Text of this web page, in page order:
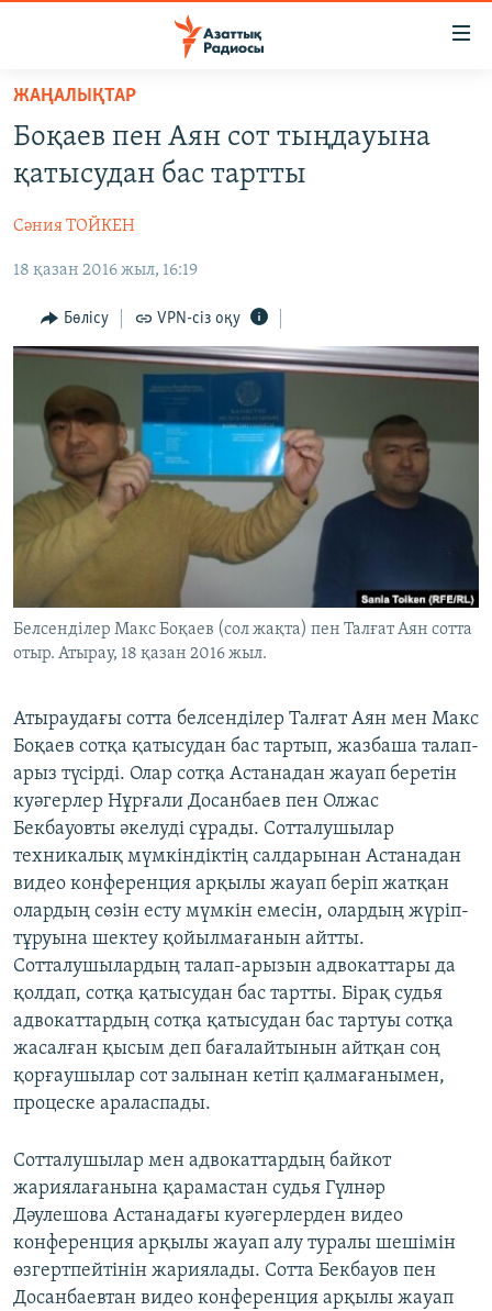
Skip
main
content
to
Navigation
Search
САЯСАТ
AZATTYQTV
ҚАҢТАР ОҚИҒАСЫ
АДАМ ҚҰҚЫҚТАРЫ
ӘЛЕУМЕТ
ӘЛЕМ
АРНАЙЫ ЖОБАЛАР
Русский
ЖАЗЫЛЫҢЫЗ
Басқа тілдерде
ЖАҢАЛЫҚТАР
Боқаев пен Аян сот тыңдауына
қатысудан бас тартты
Сәния ТОЙКЕН
18 қазан 2016 жыл, 16:19
Бөлісу VPN-сіз оқу
Белсенділер Макс Боқаев (сол жақта) пен Талғат Аян сотта
отыр. Атырау, 18 қазан 2016 жыл.
Атыраудағы сотта белсенділер Талғат Аян мен Макс
Боқаев сотқа қатысудан бас тартып, жазбаша талап-
арыз түсірді. Олар сотқа Астанадан жауап беретін
куәгерлер Нұрғали Досанбаев пен Олжас
Бекбауовты әкелуді сұрады. Сотталушылар
техникалық мүмкіндіктің салдарынан Астанадан
видео конференция арқылы жауап беріп жатқан
олардың сөзін есту мүмкін емесін, олардың жүріп-
тұруына шектеу қойылмағанын айтты.
Сотталушылардың талап-арызын адвокаттары да
қолдап, сотқа қатысудан бас тартты. Бірақ судья
адвокаттардың сотқа қатысудан бас тартуы сотқа
жасалған қысым деп бағалайтынын айтқан соң
қорғаушылар сот залынан кетіп қалмағанымен,
процеске араласпады.
Сотталушылар мен адвокаттардың байкот
жариялағанына қарамастан судья Гүлнәр
Дәулешова Астанадағы куәгерлерден видео
конференция арқылы жауап алу туралы шешімін
өзгертпейтінін жариялады. Сотта Бекбауов пен
Досанбаевтан видео конференция арқылы жауап